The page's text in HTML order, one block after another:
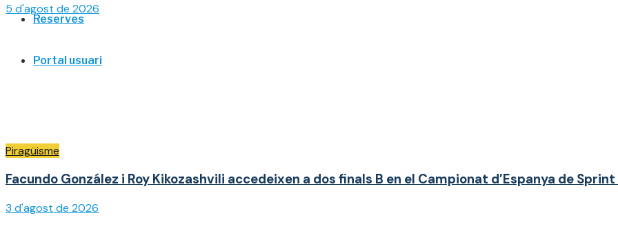
Reserves
Portal usuari
5 d'agost de 2026
Piragüisme
Facundo González i Roy Kikozashvili accedeixen a dos finals B en el Campionat d’Espanya de
3 d'agost de 2026